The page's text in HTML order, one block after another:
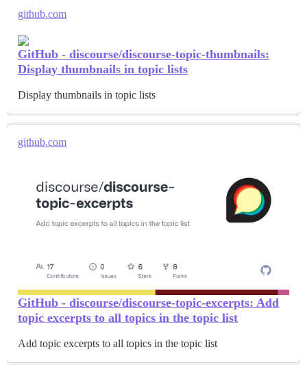
github.com
GitHub - discourse/discourse-topic-thumbnails:
Display thumbnails in topic lists
Display thumbnails in topic lists
github.com
GitHub - discourse/discourse-topic-excerpts: Add
topic excerpts to all topics in the topic list
Add topic excerpts to all topics in the topic list